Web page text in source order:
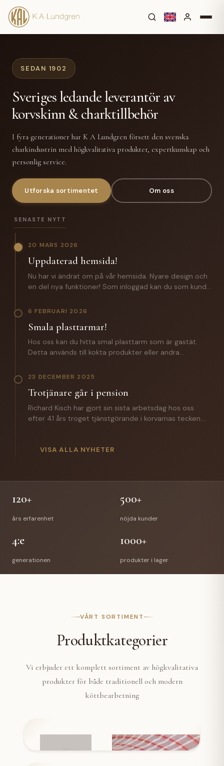
SEDAN 1902
Sveriges ledande leverantör av
korvskinn & charktillbehör
I fyra generationer har K A Lundgren försett den svenska
charkindustrin med högkvalitativa produkter, expertkunskap och
personlig service.
Utforska sortimentet Om oss
SENASTE NYTT
20 MARS 2026
Uppdaterad hemsida!
Nu har vi ändrat om på vår hemsida. Nyare design och
en del nya funktioner! Som inloggad kan du som kund
Certifikat och specifikationer. - Orderhistorik med alla
certifikat och produktspecifikationer. Saknar du
inloggningsuppgifter? Hör av dig till oss!
6 FEBRUARI 2026
Smala plasttarmar!
Hos oss kan du hitta smal plasttarm som är gastät.
Detta används till kokta produkter eller andra
slutprodukten. Till ett vegosortiment är denna ett
information.
23 DECEMBER 2025
Trotjänare går i pension
Richard Kisch har gjort sin sista arbetsdag hos oss
efter 41 års troget tjänstgörande i korvarnas tecken.
gick Anette Hellman i pension efter 12 år hos oss.
väntar Richard & Anette och vi önskar de all lycka till
VISA ALLA NYHETER
120+
års erfarenhet
500+
nöjda kunder
4:e
generationen
1000+
produkter i lager
VÅRT SORTIMENT
Produktkategorier
Vi erbjuder ett komplett sortiment av högkvalitativa
produkter för både traditionell och modern
köttbearbetning